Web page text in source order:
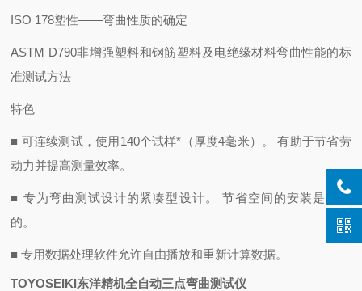
ISO 178塑性——弯曲性质的确定
ASTM D790非增强塑料和钢筋塑料及电绝缘材料弯曲性能的标
准测试方法
特色
■ 可连续测试，使用140个试样*（厚度4毫米）。 有助于节省劳
动力并提高测量效率。
■ 专为弯曲测试设计的紧凑型设计。 节省空间的安装是可能
的。
■ 专用数据处理软件允许自由播放和重新计算数据。
TOYOSEIKI东洋精机全自动三点弯曲测试仪